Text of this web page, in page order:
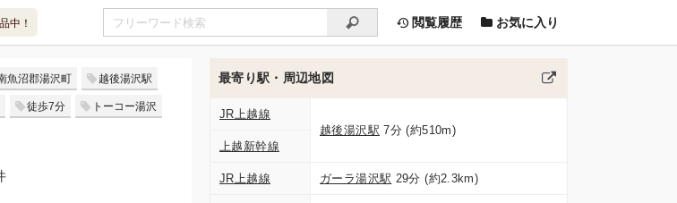
中！ 閲覧履歴 お気に入り
魚沼郡湯沢町 越後湯沢駅
徒歩7分 トーコー湯沢
最寄り駅・周辺地図
JR上越線
越後湯沢駅 7分 (約510m)
上越新幹線
JR上越線 ガーラ湯沢駅 29分 (約2.3km)